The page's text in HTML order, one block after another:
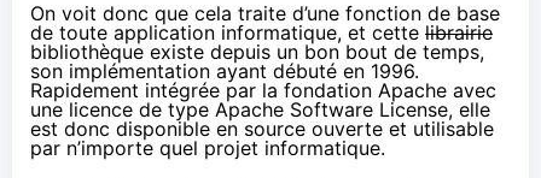
On voit donc que cela traite d’une fonction de base
de toute application informatique, et cette librairie
bibliothèque existe depuis un bon bout de temps,
son implémentation ayant débuté en 1996.
Rapidement intégrée par la fondation Apache avec
une licence de type Apache Software License, elle
est donc disponible en source ouverte et utilisable
par n’importe quel projet informatique.